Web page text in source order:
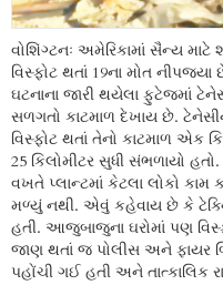
વોશિંગ્ટનઃ અમેરિકામાં સૈન્ય
વિસ્ફોટ થતાં 19ના મોત
ઘટનાના જારી થયેલા ફુટેજમાં
સળગતો કાટમાળ દેખાય છે.
વિસ્ફોટ થતાં તેનો કાટમાળ એક
25 કિલોમીટર સુધી સંભળાયો
વખતે પ્લાન્ટમાં કેટલા લોકો કામ
મળ્યું નથી. એવું કહેવાય છે કે
હતી. આજુબાજુના ઘરોમાં પણ
જાણ થતાં જ પોલીસ અને ફાયર
પહોંચી ગઈ હતી અને તાત્કાલિક